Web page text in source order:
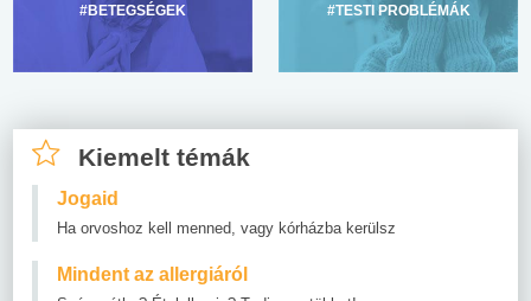
#BETEGSÉGEK #TESTI PROBLÉMÁK
Kiemelt témák
Jogaid
Ha orvoshoz kell menned, vagy kórházba kerülsz
Mindent az allergiáról